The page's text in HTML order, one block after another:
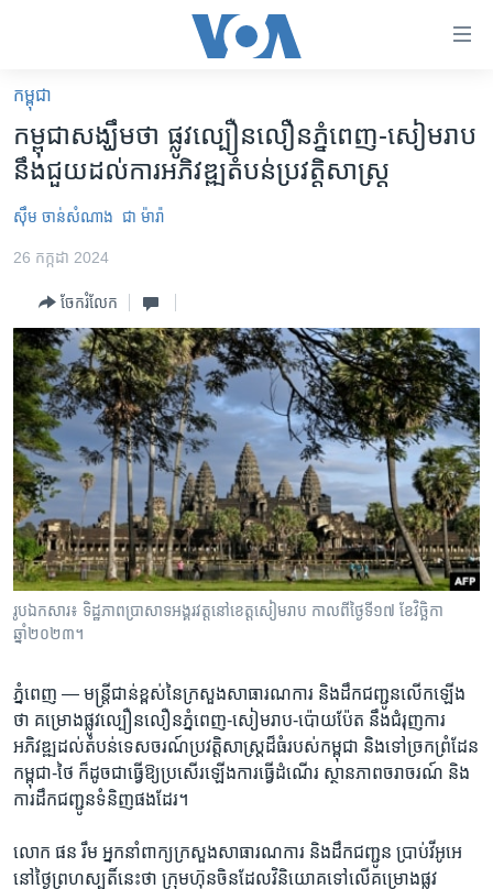
គេហទំព័រ​
ទាក់ទង
រំលង​
និង​
ចូល​
ទំព័រ​
ម្តង
រំលង​
និង​
ចូល​
ទៅ​
ទំព័រ​
រចនា
សម្ព័ន្ធ​
រំលង​
និង​
ទៅ​
ទំព័រ​
ស្វែង​
កម្ពុជា
អន្តរជាតិ
ហេឡូវីអូអេ
កម្ពុជាច្នៃប្រតិដ្ឋ
ព្រឹត្តិការណ៍ព័ត៌មាន
ទូរទស្សន៍ / វីដេអូ​
វិទ្យុ / ផតខាសថ៍
កម្មវិធីទាំងអស់
Khmer English
បណ្តាញ​សង្គម
ភាសា
កម្ពុជា
កម្ពុជា​សង្ឃឹម​ថា ផ្លូវ​ល្បឿន​លឿន​ភ្នំពេញ-សៀមរាប​
នឹង​ជួយ​ដល់​ការ​អភិវឌ្ឍ​តំបន់​ប្រវតិ្ត​សាស្ត្រ
ស៊ឹម ចាន់សំណាង ជា ម៉ារ៉ា
26 កក្កដា 2024
ចែករំលែក
រូបឯកសារ៖ ទិដ្ឋភាព​ប្រាសាទ​អង្គរវត្ត​នៅ​ខេត្ត​សៀមរាប កាលពី​ថ្ងៃទី១៧ ខែវិច្ឆិកា
ឆ្នាំ២០២៣។
ភ្នំពេញ — មន្រ្តី​ជាន់​ខ្ពស់​នៃ​ក្រសួង​សាធារណ​ការ​ និង​ដឹក​ជញ្ជូន​លើក​ឡើង​
ថា​ គម្រោង​ផ្លូវ​ល្បឿន​លឿន​ភ្នំពេញ-សៀមរាប-ប៉ោយប៉ែត​ នឹង​ជំរុញ​ការ​
អភិវឌ្ឍ​ដល់​តំបន់​ទេសចរណ៍​ប្រវត្តិ​សាស្ត្រ​ដ៏ធំ​របស់​កម្ពុជា ​និង​ទៅ​ច្រក​ព្រំដែន​
កម្ពុជា-ថៃ ​ក៏​ដូចជា​ធ្វើ​ឱ្យ​ប្រសើរ​ឡើង​ការ​ធ្វើ​ដំណើរ​ ស្ថានភាព​ចរាចរណ៍ ​និង​
ការ​ដឹក​ជញ្ជូន​ទំនិញផង​ដែរ។​
លោក ​ផន រឹម ​អ្នក​នាំពាក្យ​ក្រសួង​សាធារណ​ការ ​និង​ដឹក​ជញ្ជូន ​ប្រាប់​វីអូអេ​
នៅ​ថ្ងៃ​ព្រហស្បតិ៍​នេះ​ថា​ ក្រុមហ៊ុន​ចិន​ដែល​វិនិយោគ​ទៅ​លើ​គម្រោង​ផ្លូវ​